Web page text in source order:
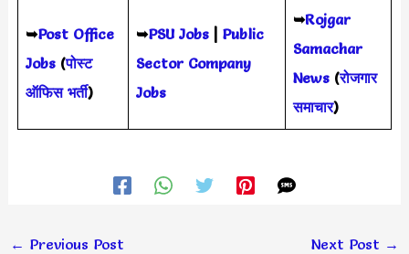
➥Post Office
Jobs(पोस्ट
ऑफिस भर्ती)
➥PSU Jobs| Public
Sector Company
Jobs
➥Rojgar
Samachar
News(रोजगार
समाचार)
← Previous Post Next Post →